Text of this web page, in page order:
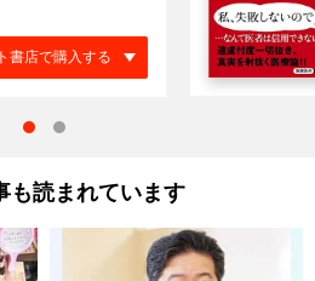
書店で購入する
も読まれています